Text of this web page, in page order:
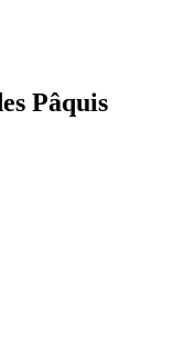
Pâquis